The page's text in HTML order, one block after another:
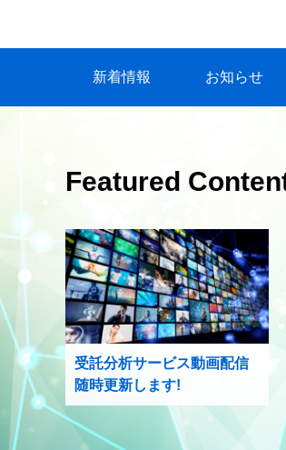
新着情報 お知らせ
Featured
受託分析サービス動画配信
随時更新します!